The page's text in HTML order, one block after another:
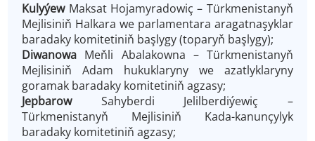
Kulyýew Maksat Hojamyradowiç – Türkmenistanyň
Mejlisiniň Halkara we parlamentara aragatnaşyklar
baradaky komitetiniň başlygy (toparyň başlygy);
Diwanowa Meňli Abalakowna – Türkmenistanyň
Mejlisiniň Adam hukuklaryny we azatlyklaryny
goramak baradaky komitetiniň agzasy;
Jepbarow Sahyberdi Jelilberdiýewiç –
Türkmenistanyň Mejlisiniň Kada-kanunçylyk
baradaky komitetiniň agzasy;